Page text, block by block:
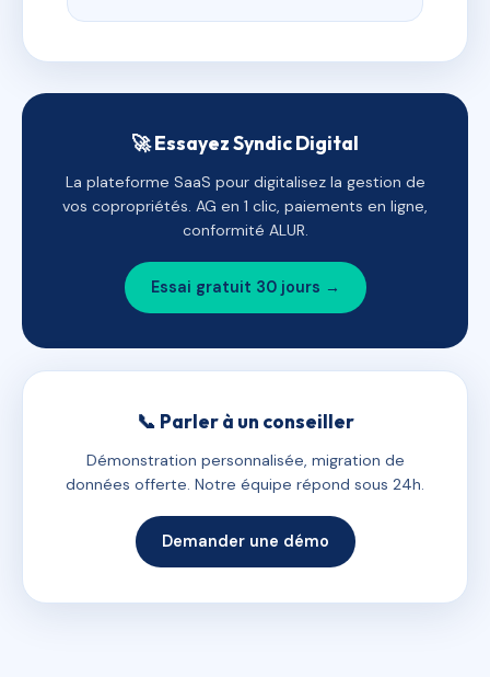
🚀 Essayez Syndic Digital
La plateforme SaaS pour digitalisez la gestion de
vos copropriétés. AG en 1 clic, paiements en ligne,
conformité ALUR.
Essai gratuit 30 jours →
📞 Parler à un conseiller
Démonstration personnalisée, migration de
données offerte. Notre équipe répond sous 24h.
Demander une démo